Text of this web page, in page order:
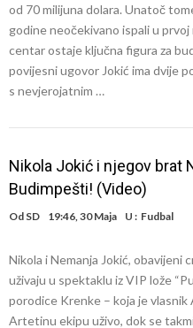
od 70 milijuna dolara. Unatoč
godine neočekivano ispali u
centar ostaje ključna figura za
povijesni ugovor Jokić ima dvije
s nevjerojatnim …
Nikola Jokić i njegov brat
Budimpešti! (Video)
Od SD 19:46, 30 Maja U : Fudbal
Nikola i Nemanja Jokić, obavijeni
uživaju u spektaklu iz VIP lože
porodice Krenke – koja je
Artetinu ekipu uživo, dok se